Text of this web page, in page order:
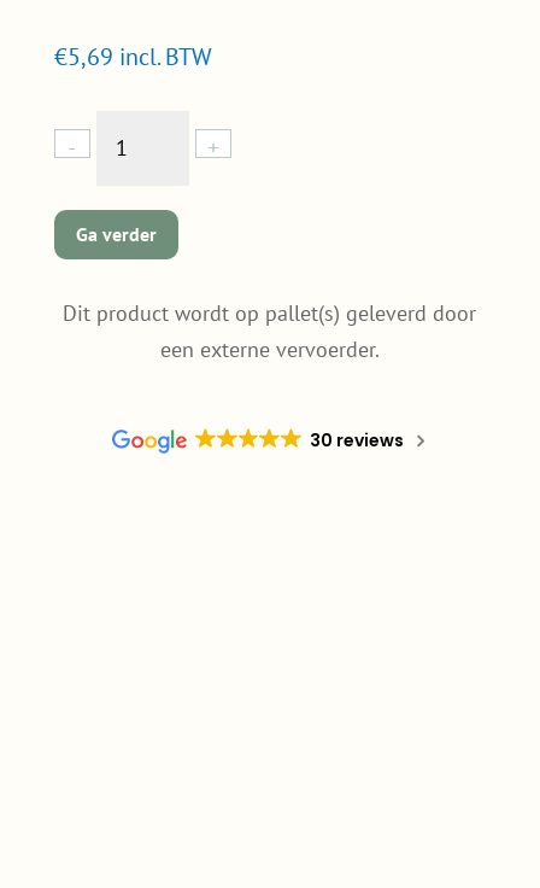
€5,69 incl. BTW
-
grind,
20kg
quantity
+
Ga verder
Dit product wordt op pallet(s) geleverd door
een externe vervoerder.
30 reviews